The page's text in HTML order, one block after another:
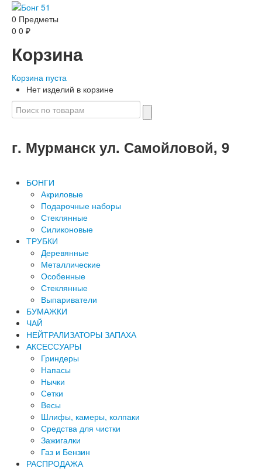
0 Предметы
0 0 ₽
Корзина
Корзина пуста
Нет изделий в корзине
г. Мурманск ул. Самойловой, 9
БОНГИ
Акриловые
Подарочные наборы
Стеклянные
Силиконовые
ТРУБКИ
Деревянные
Металлические
Особенные
Стеклянные
Выпариватели
БУМАЖКИ
ЧАЙ
НЕЙТРАЛИЗАТОРЫ ЗАПАХА
АКСЕССУАРЫ
Гриндеры
Напасы
Нычки
Сетки
Весы
Шлифы, камеры, колпаки
Средства для чистки
Зажигалки
Газ и Бензин
РАСПРОДАЖА